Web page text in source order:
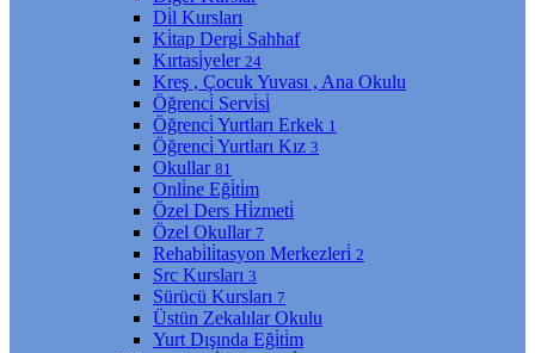
Di̇l Kursları
Ki̇tap Dergi̇ Sahhaf
Kırtasi̇yeler 24
Kreş , Çocuk Yuvası , Ana Okulu
Öğrenci̇ Servi̇si̇
Öğrenci̇ Yurtları Erkek 1
Öğrenci̇ Yurtları Kız 3
Okullar 81
Onli̇ne Eği̇ti̇m
Özel Ders Hi̇zmeti̇
Özel Okullar 7
Rehabi̇li̇tasyon Merkezleri̇ 2
Src Kursları 3
Sürücü Kursları 7
Üstün Zekalılar Okulu
Yurt Dışında Eği̇ti̇m